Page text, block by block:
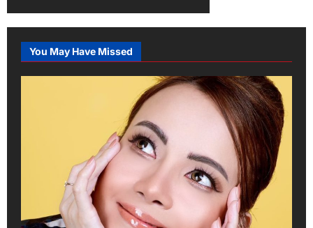
You May Have Missed